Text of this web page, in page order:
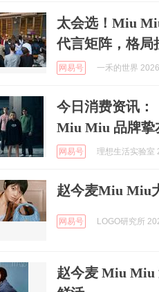
太会选！Miu
代言矩阵，格局
网易号 一禾的世界
今日消费资讯：
Miu Miu 品牌挚
网易号 理想生活实验室
赵今麦Miu Miu
网易号 LOGO研究所
赵今麦 Miu Miu